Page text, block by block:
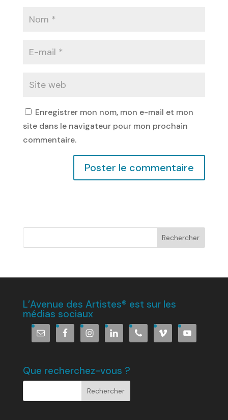
Enregistrer mon nom, mon e-mail et mon
site dans le navigateur pour mon prochain
commentaire.
L’Avenue des Artistes® est sur les
médias sociaux
Que recherchez-vous ?